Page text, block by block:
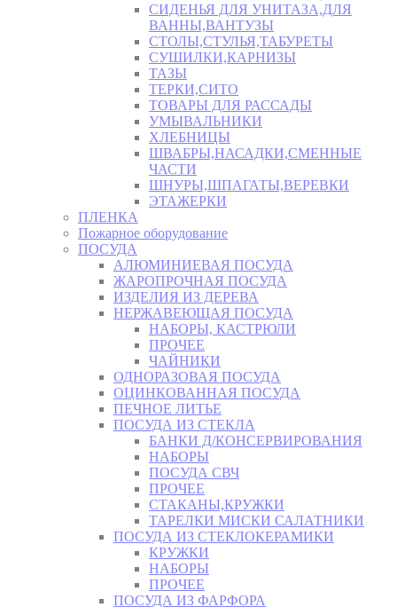
СИДЕНЬЯ ДЛЯ УНИТАЗА,ДЛЯ
ВАННЫ,ВАНТУЗЫ
СТОЛЫ,СТУЛЬЯ,ТАБУРЕТЫ
СУШИЛКИ,КАРНИЗЫ
ТАЗЫ
ТЕРКИ,СИТО
ТОВАРЫ ДЛЯ РАССАДЫ
УМЫВАЛЬНИКИ
ХЛЕБНИЦЫ
ШВАБРЫ,НАСАДКИ,СМЕННЫЕ
ЧАСТИ
ШНУРЫ,ШПАГАТЫ,ВЕРЕВКИ
ЭТАЖЕРКИ
ПЛЕНКА
Пожарное оборудование
ПОСУДА
АЛЮМИНИЕВАЯ ПОСУДА
ЖАРОПРОЧНАЯ ПОСУДА
ИЗДЕЛИЯ ИЗ ДЕРЕВА
НЕРЖАВЕЮЩАЯ ПОСУДА
НАБОРЫ, КАСТРЮЛИ
ПРОЧЕЕ
ЧАЙНИКИ
ОДНОРАЗОВАЯ ПОСУДА
ОЦИНКОВАННАЯ ПОСУДА
ПЕЧНОЕ ЛИТЬЕ
ПОСУДА ИЗ СТЕКЛА
БАНКИ Д/КОНСЕРВИРОВАНИЯ
НАБОРЫ
ПОСУДА СВЧ
ПРОЧЕЕ
СТАКАНЫ,КРУЖКИ
ТАРЕЛКИ МИСКИ САЛАТНИКИ
ПОСУДА ИЗ СТЕКЛОКЕРАМИКИ
КРУЖКИ
НАБОРЫ
ПРОЧЕЕ
ПОСУДА ИЗ ФАРФОРА